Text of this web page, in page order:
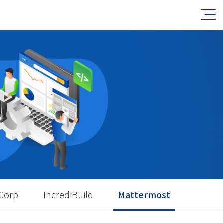
IncrediBuild Mattermost